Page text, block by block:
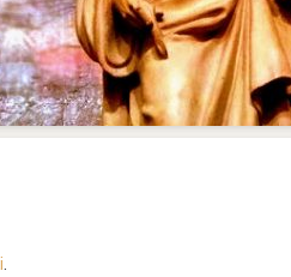
.